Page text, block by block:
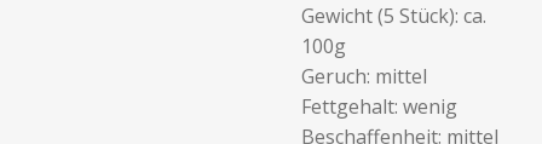
Gewicht (5 Stück): ca.
100g
Geruch: mittel
Fettgehalt: wenig
Beschaffenheit: mittel